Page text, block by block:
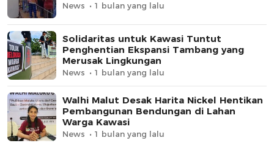
News 1 bulan yang lalu
Solidaritas untuk Kawasi Tuntut
Penghentian Ekspansi Tambang yang
Merusak Lingkungan
News 1 bulan yang lalu
Walhi Malut Desak Harita Nickel Hentikan
Pembangunan Bendungan di Lahan
Warga Kawasi
News 1 bulan yang lalu